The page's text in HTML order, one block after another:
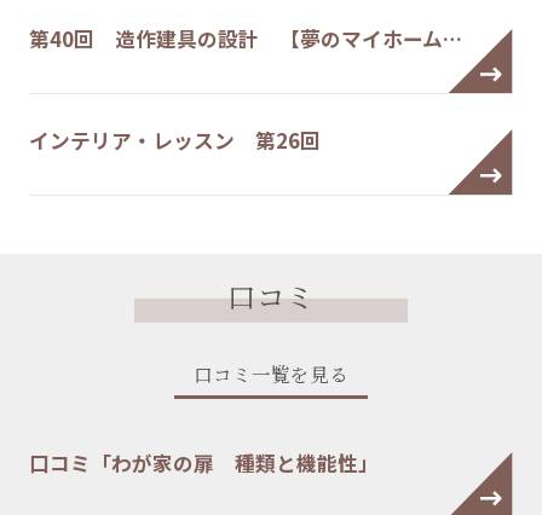
第40回 造作建具の設計 【夢のマイホーム…
インテリア・レッスン 第26回
口コミ
口コミ一覧を見る
口コミ「わが家の扉 種類と機能性」